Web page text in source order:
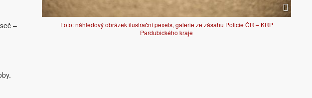
Foto: náhledový obrázek ilustrační pexels, galerie ze zásahu Policie ČR – KŘP
Pardubického kraje
–